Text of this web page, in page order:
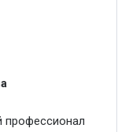
профессионал